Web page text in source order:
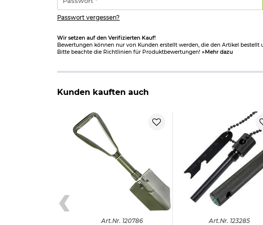
Passwort vergessen?
Wir setzen auf den Verifizierten Kauf!
Bewertungen können nur von Kunden erstellt werden, die den Artikel bestellt
Bitte beachte die Richtlinien für Produktbewertungen! »Mehr dazu
Kunden kauften auch
Art.Nr. 120786 Art.Nr. 123285